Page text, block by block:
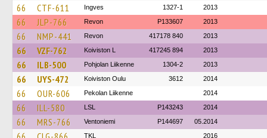
66 CTF-611 Ingves 1327-1 2013
66 JLP-766 Revon P133607 2013
66 NMP-441 Revon 417178 840 2013
66 VZF-762 Koiviston L 417245 894 2013
66 ILB-500 Pohjolan Liikenne 1304-2 2013
66 UYS-472 Koiviston Oulu 3612 2014
66 OUR-606 Pekolan Liikenne 2014
66 ILL-580 LSL P143243 2014
66 MRS-766 Ventoniemi P144697 05.2014
TKL 2016